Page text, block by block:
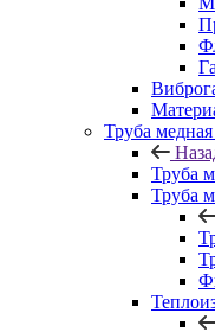
Труба
Труба
Труба